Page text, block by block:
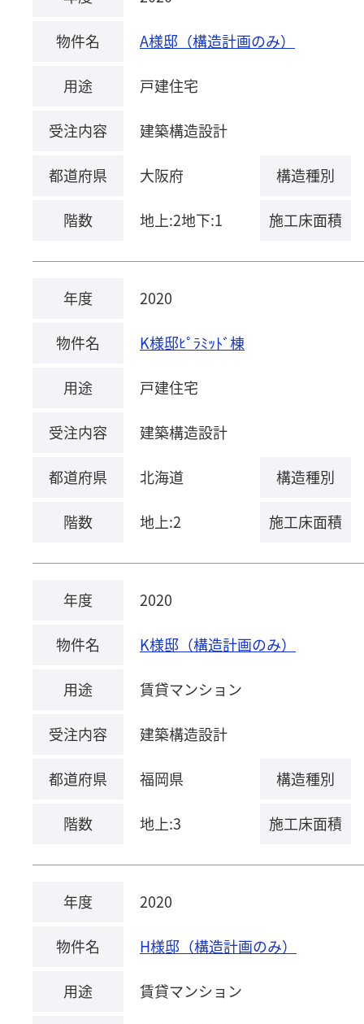
物件名 A様邸（構造計画のみ）
用途 戸建住宅
受注内容 建築構造設計
都道府県 大阪府 構造種別
階数 地上:2地下:1 施工床面積
年度 2020
物件名 K様邸ﾋﾟﾗﾐｯﾄﾞ棟
用途 戸建住宅
受注内容 建築構造設計
都道府県 北海道 構造種別
階数 地上:2 施工床面積
年度 2020
物件名 K様邸（構造計画のみ）
用途 賃貸マンション
受注内容 建築構造設計
都道府県 福岡県 構造種別
階数 地上:3 施工床面積
年度 2020
物件名 H様邸（構造計画のみ）
用途 賃貸マンション